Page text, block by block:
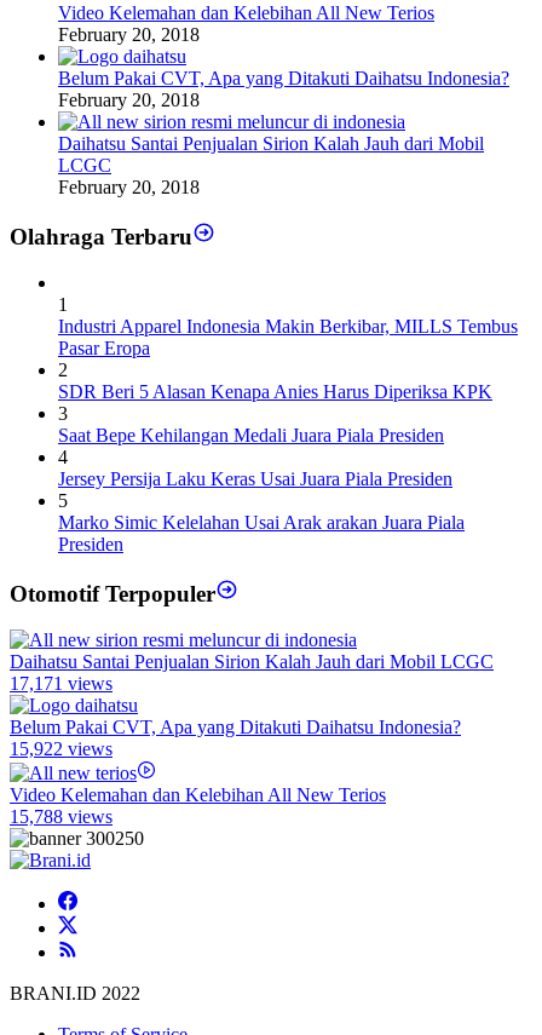
Video Kelemahan dan Kelebihan All New Terios
February 20, 2018
Belum Pakai CVT, Apa yang Ditakuti Daihatsu Indonesia?
February 20, 2018
Daihatsu Santai Penjualan Sirion Kalah Jauh dari Mobil
LCGC
February 20, 2018
Olahraga Terbaru
1
Industri Apparel Indonesia Makin Berkibar, MILLS Tembus
Pasar Eropa
2
SDR Beri 5 Alasan Kenapa Anies Harus Diperiksa KPK
3
Saat Bepe Kehilangan Medali Juara Piala Presiden
4
Jersey Persija Laku Keras Usai Juara Piala Presiden
5
Marko Simic Kelelahan Usai Arak arakan Juara Piala
Presiden
Otomotif Terpopuler
Daihatsu Santai Penjualan Sirion Kalah Jauh dari Mobil LCGC
17,171 views
Belum Pakai CVT, Apa yang Ditakuti Daihatsu Indonesia?
15,922 views
Video Kelemahan dan Kelebihan All New Terios
15,788 views
BRANI.ID 2022